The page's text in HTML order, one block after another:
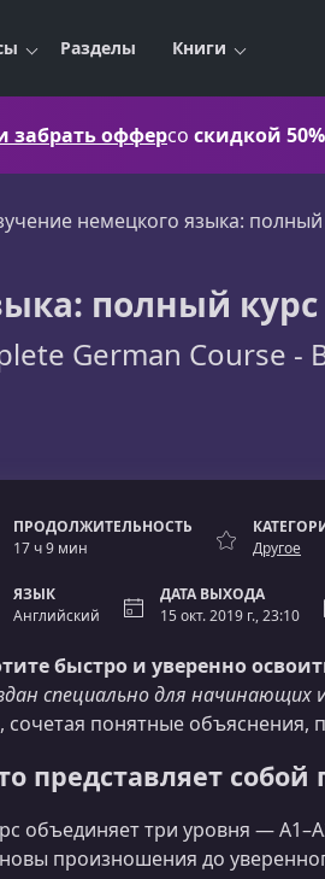
Разделы Книги
забрать офферсо скидкой 50%
немецкого языка:
полный
German Course -
ПРОДОЛЖИТЕЛЬНОСТЬ
17 ч 9 мин
Другое
ЯЗЫК
Английский
ДАТА ВЫХОДА
15 окт. 2019 г., 23:10
быстро и уверенно
специально для начинающих
сочетая понятные объяснения,
представляет
объединяет три уровня —
произношения до